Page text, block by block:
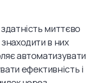
миттєво
в них
автоматизувати
ефективність і